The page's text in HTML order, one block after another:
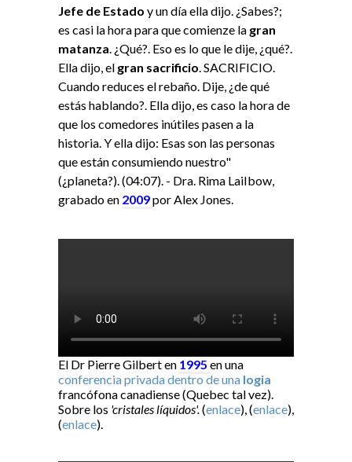
Jefe de Estado y un día ella dijo. ¿Sabes?;
es casi la hora para que comienze la gran
matanza. ¿Qué?. Eso es lo que le dije, ¿qué?.
Ella dijo, el gran sacrificio. SACRIFICIO.
Cuando reduces el rebaño. Dije, ¿de qué
estás hablando?. Ella dijo, es caso la hora de
que los comedores inútiles pasen a la
historia. Y ella dijo: Esas son las personas
que están consumiendo nuestro"
(¿planeta?). (04:07). - Dra. Rima LaiIbow,
grabado en 2009por Alex Jones.
El Dr Pierre Gilbert en 1995 en una
conferencia privada dentro de una logia
francófona canadiense (Quebec tal vez).
Sobre los 'cristales líquidos'.(enlace), (enlace),
(enlace).